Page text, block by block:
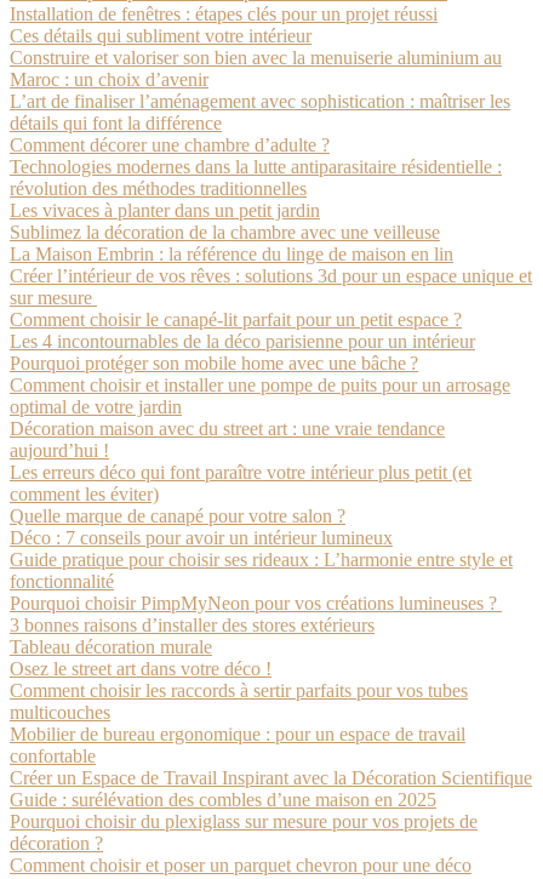
Installation de fenêtres : étapes clés pour un projet réussi
Ces détails qui subliment votre intérieur
Construire et valoriser son bien avec la menuiserie aluminium au
Maroc : un choix d’avenir
L’art de finaliser l’aménagement avec sophistication : maîtriser les
détails qui font la différence
Comment décorer une chambre d’adulte ?
Technologies modernes dans la lutte antiparasitaire résidentielle :
révolution des méthodes traditionnelles
Les vivaces à planter dans un petit jardin
Sublimez la décoration de la chambre avec une veilleuse
La Maison Embrin : la référence du linge de maison en lin
Créer l’intérieur de vos rêves : solutions 3d pour un espace unique et
sur mesure
Comment choisir le canapé-lit parfait pour un petit espace ?
Les 4 incontournables de la déco parisienne pour un intérieur
Pourquoi protéger son mobile home avec une bâche ?
Comment choisir et installer une pompe de puits pour un arrosage
optimal de votre jardin
Décoration maison avec du street art : une vraie tendance
aujourd’hui !
Les erreurs déco qui font paraître votre intérieur plus petit (et
comment les éviter)
Quelle marque de canapé pour votre salon ?
Déco : 7 conseils pour avoir un intérieur lumineux
Guide pratique pour choisir ses rideaux : L’harmonie entre style et
fonctionnalité
Pourquoi choisir PimpMyNeon pour vos créations lumineuses ?
3 bonnes raisons d’installer des stores extérieurs
Tableau décoration murale
Osez le street art dans votre déco !
Comment choisir les raccords à sertir parfaits pour vos tubes
multicouches
Mobilier de bureau ergonomique : pour un espace de travail
confortable
Créer un Espace de Travail Inspirant avec la Décoration Scientifique
Guide : surélévation des combles d’une maison en 2025
Pourquoi choisir du plexiglass sur mesure pour vos projets de
décoration ?
Comment choisir et poser un parquet chevron pour une déco